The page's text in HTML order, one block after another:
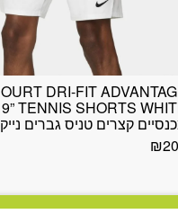
DRI-FIT
9” TENNIS SHORTS
קצרים טניס גברים
₪